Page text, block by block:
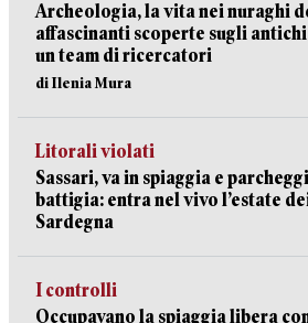
Archeologia, la vita nei nuraghi
affascinanti scoperte sugli
un team di ricercatori
di Ilenia Mura
Litorali violati
Sassari, va in spiaggia e
battigia: entra nel vivo l’estate
Sardegna
I controlli
Occupavano la spiaggia libera